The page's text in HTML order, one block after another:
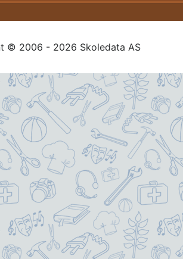
© 2006 - 2026 Skoledata AS